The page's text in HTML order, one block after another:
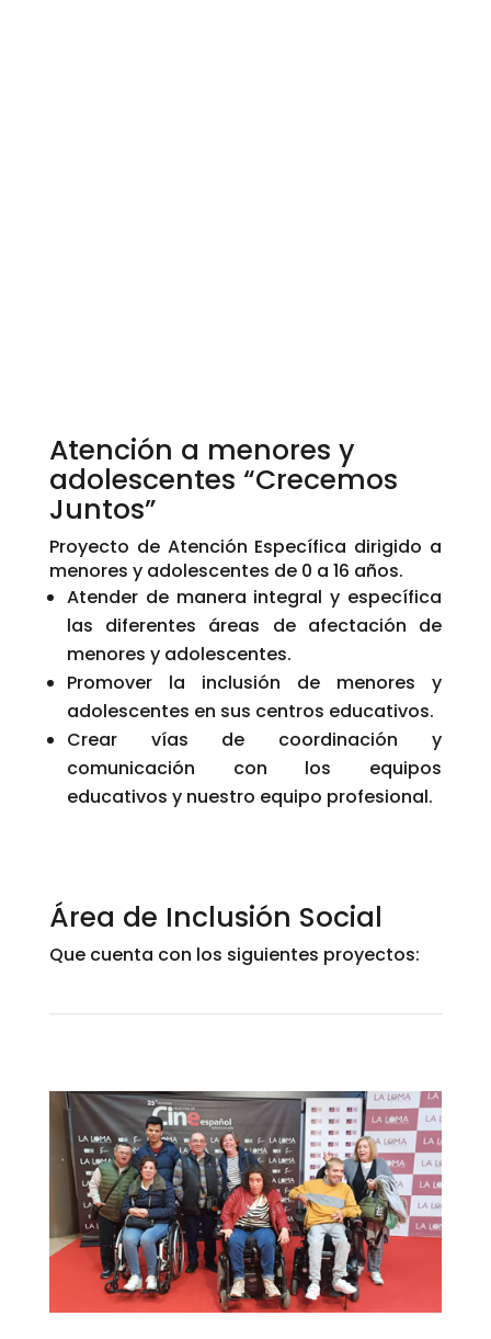
Atención a menores y
adolescentes “Crecemos
Juntos”
Proyecto de Atención Específica dirigido a
menores y adolescentes de 0 a 16 años.
Atender de manera integral y específica
las diferentes áreas de afectación de
menores y adolescentes.
Promover la inclusión de menores y
adolescentes en sus centros educativos.
Crear vías de coordinación y
comunicación con los equipos
educativos y nuestro equipo profesional.
Área de Inclusión Social
Que cuenta con los siguientes proyectos: